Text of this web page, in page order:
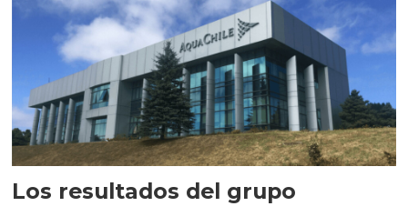
Los resultados del grupo